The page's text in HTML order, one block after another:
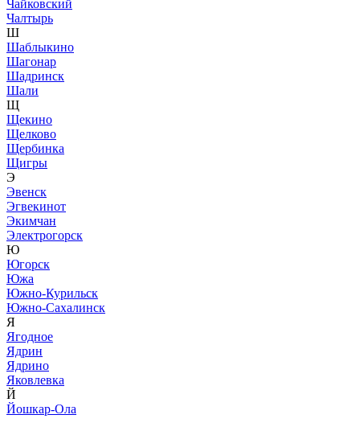
Чайковский
Чалтырь
Ш
Шаблыкино
Шагонар
Шадринск
Шали
Щ
Щекино
Щелково
Щербинка
Щигры
Э
Эвенск
Эгвекинот
Экимчан
Электрогорск
Ю
Югорск
Южа
Южно-Курильск
Южно-Сахалинск
Я
Ягодное
Ядрин
Ядрино
Яковлевка
Й
Йошкар-Ола